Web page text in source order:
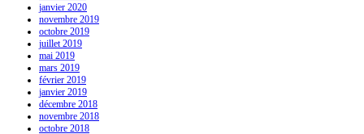
janvier 2020
novembre 2019
octobre 2019
juillet 2019
mai 2019
mars 2019
février 2019
janvier 2019
décembre 2018
novembre 2018
octobre 2018